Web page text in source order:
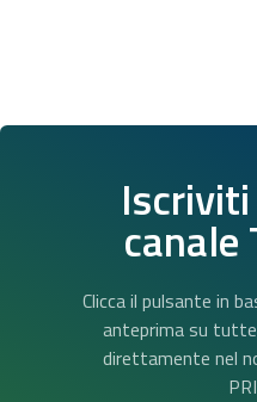
canale
Clicca il pulsante in
anteprima su
direttamente nel